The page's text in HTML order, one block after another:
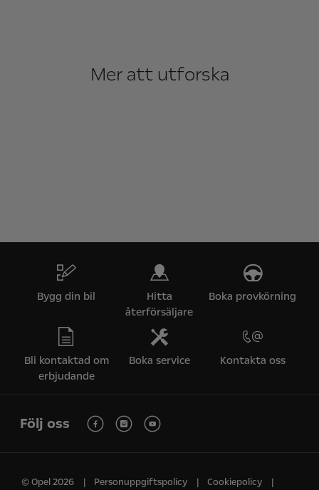
Mer att utforska
Bygg din bil
Hitta
återförsäljare
Boka provkörning
Bli kontaktad om
erbjudande
Boka service Kontakta oss
Följ oss
© Opel 2026 Personuppgiftspolicy
Cookiepolicy